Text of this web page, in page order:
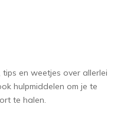
en weetjes over allerlei
hulpmiddelen om je te
te halen.